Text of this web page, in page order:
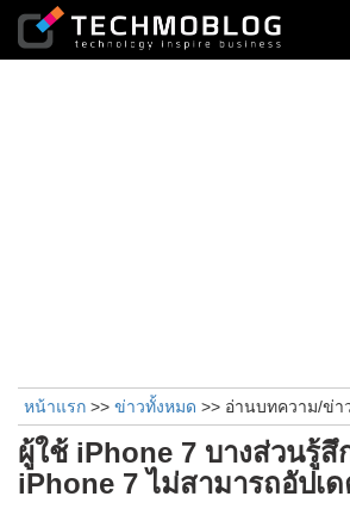
หน้าแรก >> ข่าวทั้งหมด >> อ่านบทความ/ข่า
ผู้ใช้ iPhone 7 บางส่วนรู้สึ
iPhone 7 ไม่สามารถอัปเ